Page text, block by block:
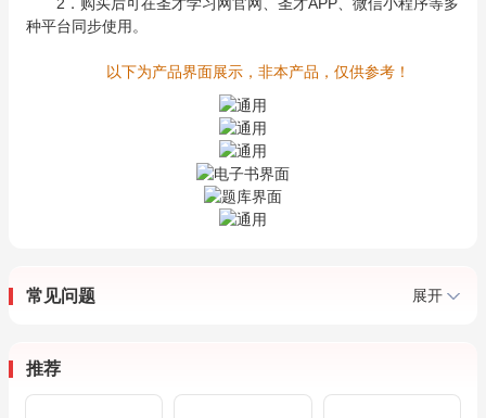
种平台同步使用。
以下为产品界面展示，非本产品，仅供参考！
常见问题 展开
推荐